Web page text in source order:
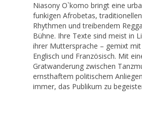
Niasony O`komo bringt eine
funkigen Afrobetas,
Rhythmen und treibendem
Bühne. Ihre Texte sind meist in
ihrer Muttersprache – gemixt
Englisch und Französisch. Mit
Gratwanderung zwischen
ernsthaftem politischem
immer, das Publikum zu